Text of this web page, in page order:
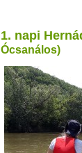
1. napi
Ócsanálos)